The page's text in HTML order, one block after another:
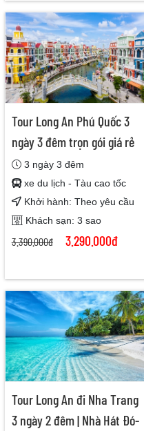
Tour Long An Phú Quốc 3
ngày 3 đêm trọn gói giá rẻ
3 ngày 3 đêm
xe du lịch - Tàu cao tốc
Khởi hành: Theo yêu cầu
Khách sạn: 3 sao
3.390.000đ 3.290.000đ
Tour Long An đi Nha Trang
3 ngày 2 đêm | Nhà Hát Đó-